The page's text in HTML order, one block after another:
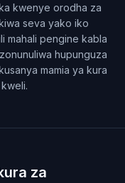
kwenye orodha za
seva yako iko
mahali pengine kabla
hupunguza
mamia ya kura
za